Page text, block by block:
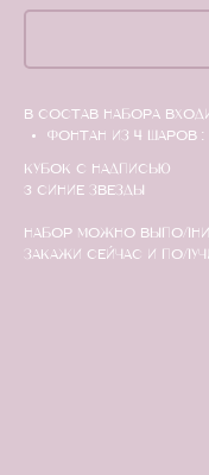
В состав набора
фонтан из 4 шаров :
кубок с надписью
3 синие звезды
НАБОР МОЖНО
Закажи сейчас и